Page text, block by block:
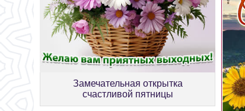
Замечательная открытка
счастливой пятницы